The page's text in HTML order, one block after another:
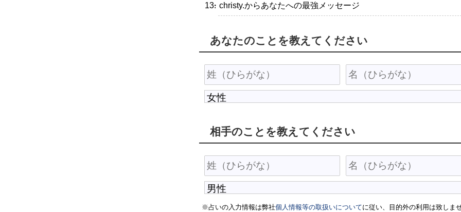
・christy.からあなたへの最強メッセージ
あなたのことを教えてください
相手のことを教えてください
※占いの入力情報は弊社個人情報等の取扱いについてに従い、目的外の利用は致しま